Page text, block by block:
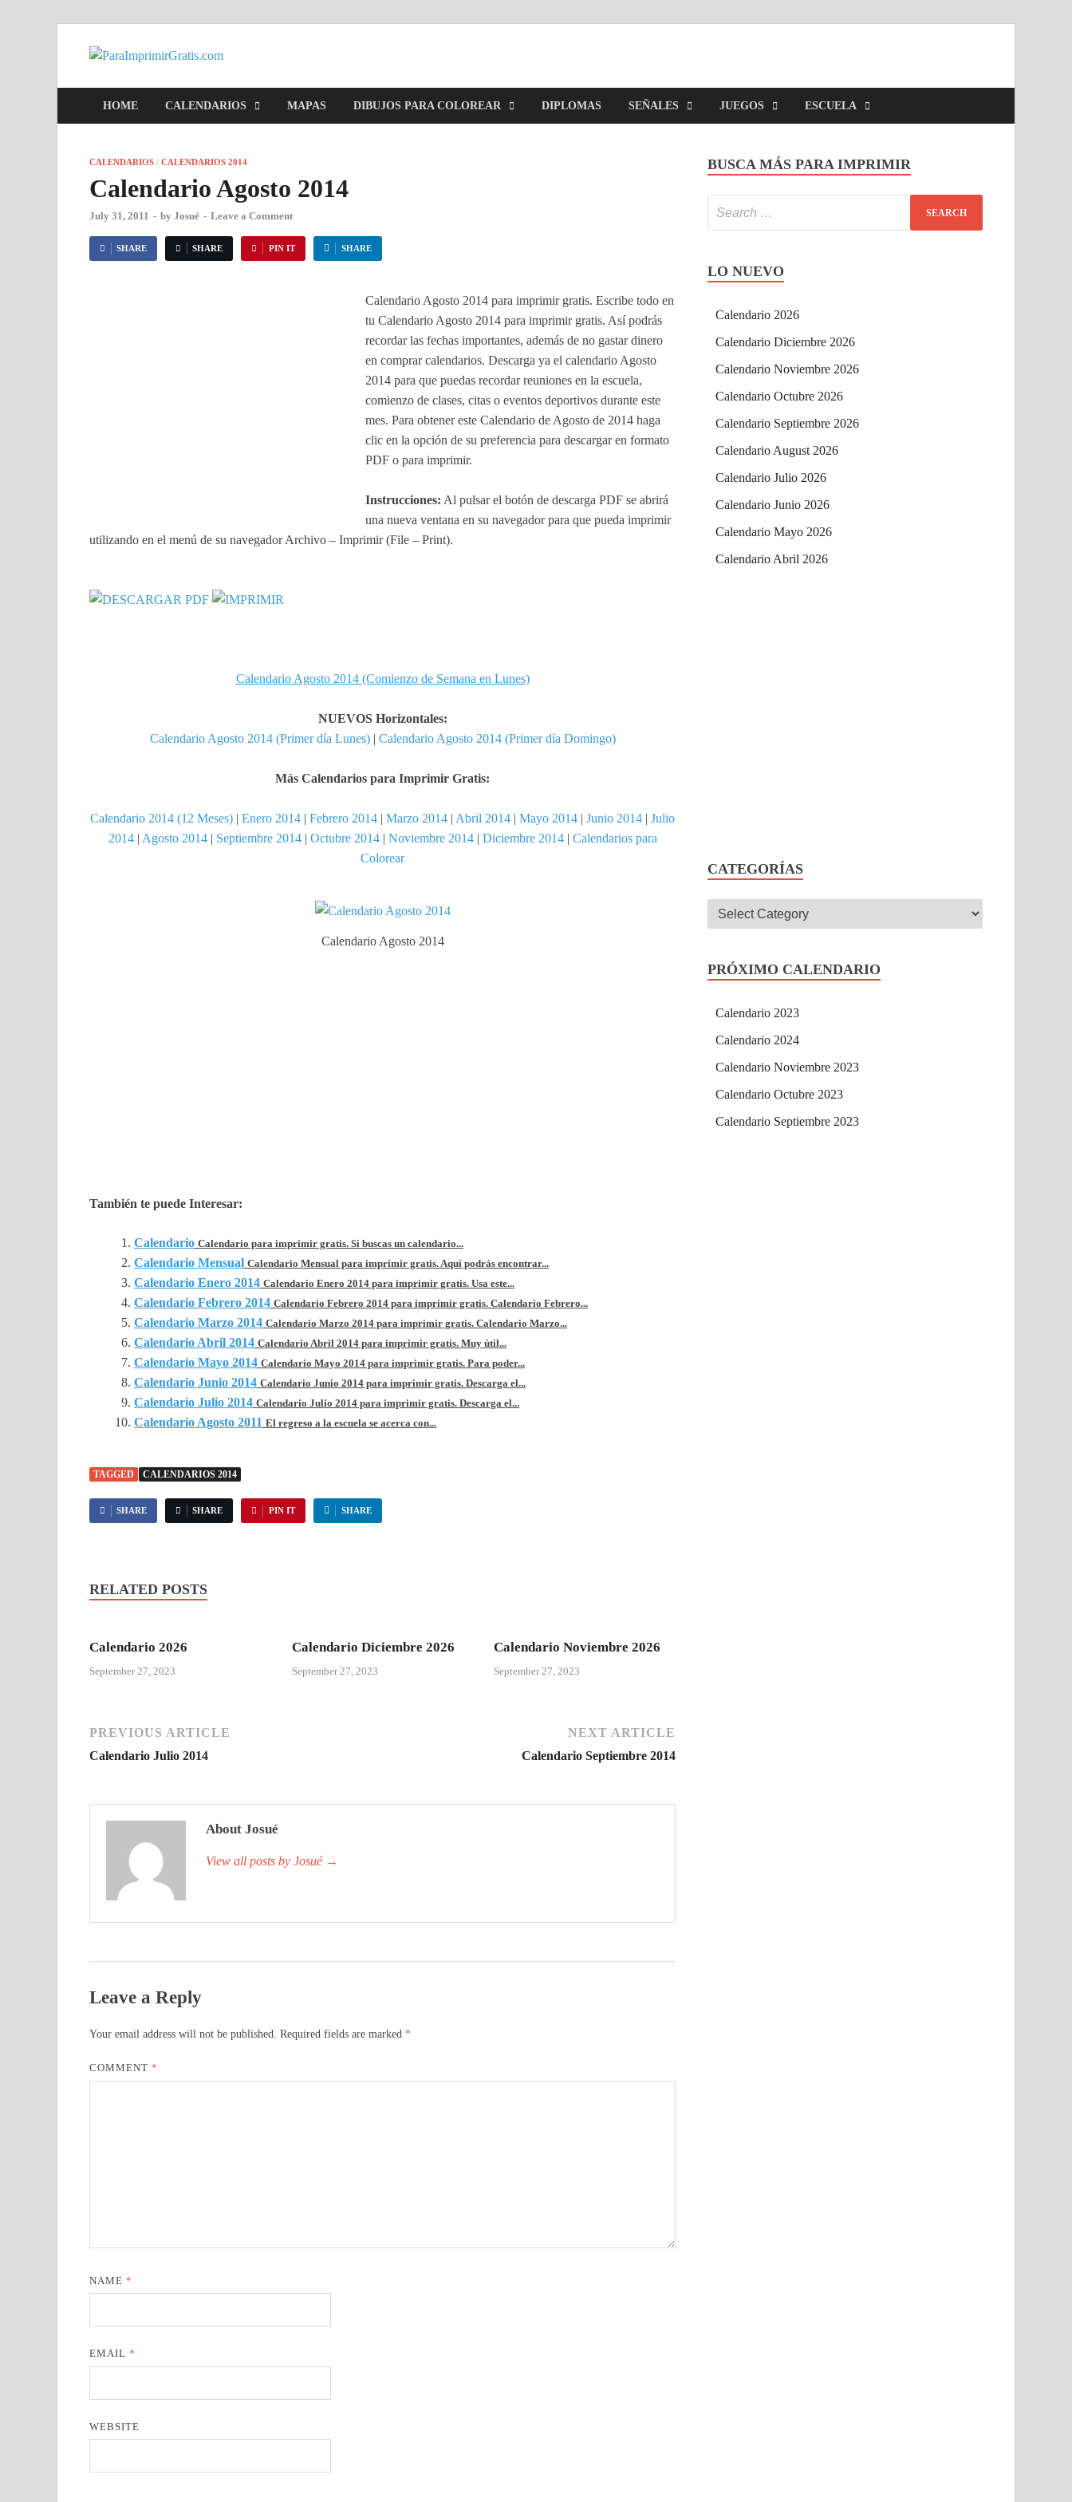
HOME CALENDARIOS MAPAS DIBUJOS PARA COLOREAR DIPLOMAS SEÑALES JUEGOS ESCUELA
CALENDARIOS / CALENDARIOS 2014
Calendario Agosto 2014
July 31, 2011 - by Josué - Leave a Comment
SHARE SHARE PIN IT SHARE
Calendario Agosto 2014 para imprimir gratis. Escribe todo en
tu Calendario Agosto 2014 para imprimir gratis. Así podrás
recordar las fechas importantes, además de no gastar dinero
en comprar calendarios. Descarga ya el calendario Agosto
2014 para que puedas recordar reuniones en la escuela,
comienzo de clases, citas o eventos deportivos durante este
mes. Para obtener este Calendario de Agosto de 2014 haga
clic en la opción de su preferencia para descargar en formato
PDF o para imprimir.
Instrucciones: Al pulsar el botón de descarga PDF se abrirá
una nueva ventana en su navegador para que pueda imprimir
utilizando en el menú de su navegador Archivo – Imprimir (File – Print).
Calendario Agosto 2014 (Comienzo de Semana en Lunes)
NUEVOS Horizontales:
Calendario Agosto 2014 (Primer día Lunes)| Calendario Agosto 2014 (Primer día Domingo)
Más Calendarios para Imprimir Gratis:
Calendario 2014 (12 Meses) | Enero 2014 | Febrero 2014 | Marzo 2014 | Abril 2014 | Mayo 2014 | Junio 2014 | Julio
2014| Agosto 2014| Septiembre 2014| Octubre 2014| Noviembre 2014| Diciembre 2014| Calendarios para
Colorear
Calendario Agosto 2014
También te puede Interesar:
Calendario Calendario para imprimir gratis. Si buscas un calendario...
Calendario Mensual Calendario Mensual para imprimir gratis. Aquí podrás encontrar...
Calendario Enero 2014 Calendario Enero 2014 para imprimir gratis. Usa este...
Calendario Febrero 2014 Calendario Febrero 2014 para imprimir gratis. Calendario Febrero...
Calendario Marzo 2014 Calendario Marzo 2014 para imprimir gratis. Calendario Marzo...
Calendario Abril 2014 Calendario Abril 2014 para imprimir gratis. Muy útil...
Calendario Mayo 2014 Calendario Mayo 2014 para imprimir gratis. Para poder...
Calendario Junio 2014 Calendario Junio 2014 para imprimir gratis. Descarga el...
Calendario Julio 2014 Calendario Julio 2014 para imprimir gratis. Descarga el...
Calendario Agosto 2011 El regreso a la escuela se acerca con...
TAGGED CALENDARIOS 2014
SHARE SHARE PIN IT SHARE
RELATED POSTS
Calendario 2026
September 27, 2023
Calendario Diciembre 2026
September 27, 2023
Calendario Noviembre 2026
September 27, 2023
PREVIOUS ARTICLE
Calendario Julio 2014
NEXT ARTICLE
Calendario Septiembre 2014
About Josué
View all posts by Josué →
Leave a Reply
Your email address will not be published. Required fields are marked *
COMMENT*
NAME*
EMAIL*
WEBSITE
BUSCA MÁS PARA IMPRIMIR
LO NUEVO
Calendario 2026
Calendario Diciembre 2026
Calendario Noviembre 2026
Calendario Octubre 2026
Calendario Septiembre 2026
Calendario August 2026
Calendario Julio 2026
Calendario Junio 2026
Calendario Mayo 2026
Calendario Abril 2026
CATEGORÍAS
PRÓXIMO CALENDARIO
Calendario 2023
Calendario 2024
Calendario Noviembre 2023
Calendario Octubre 2023
Calendario Septiembre 2023